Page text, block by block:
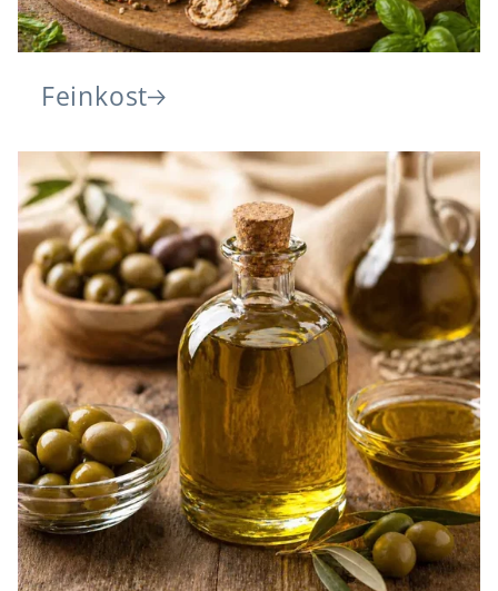
Feinkost
Olivenöl
Öle – hochwertig & vielseitig Entdecken Sie
ausgewählte Öle mit feinem Geschmack...